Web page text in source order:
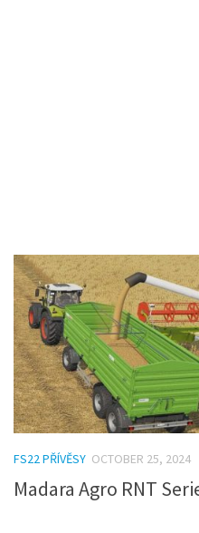
FS22 PŘÍVĚSY OCTOBER 25, 2024
Madara Agro RNT